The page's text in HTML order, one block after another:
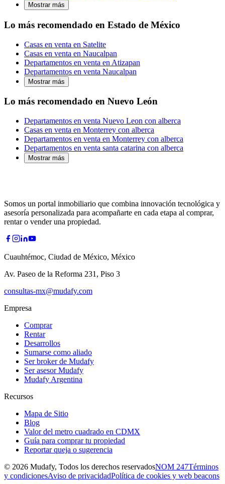
Mostrar más
Lo más recomendado en Estado de México
Casas en venta en Satelite
Casas en venta en Naucalpan
Departamentos en venta en Atizapan
Departamentos en venta Naucalpan
Mostrar más
Lo más recomendado en Nuevo León
Departamentos en venta Nuevo Leon con alberca
Casas en venta en Monterrey con alberca
Departamentos en venta en Monterrey con alberca
Departamentos en venta santa catarina con alberca
Mostrar más
Somos un portal inmobiliario que combina innovación tecnológica y
asesoría personalizada para acompañarte en cada etapa al comprar,
rentar o vender una propiedad.
Cuauhtémoc, Ciudad de México, México
Av. Paseo de la Reforma 231, Piso 3
consultas-mx@mudafy.com
Empresa
Comprar
Rentar
Desarrollos
Sumarse como aliado
Ser broker de Mudafy
Ser asesor Mudafy
Mudafy Argentina
Recursos
Mapa de Sitio
Blog
Valor del metro cuadrado en CDMX
Guía para comprar tu propiedad
Reportar queja o sugerencia
© 2026 Mudafy, Todos los derechos reservadosNOM 247Términos
y condicionesAviso de privacidadPolítica de cookies y web beacons